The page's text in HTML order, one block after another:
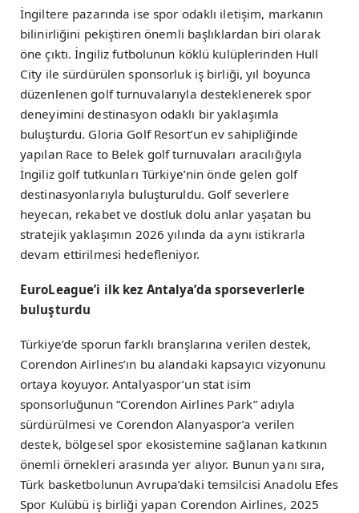
İngiltere pazarında ise spor odaklı iletişim, markanın
bilinirliğini pekiştiren önemli başlıklardan biri olarak
öne çıktı. İngiliz futbolunun köklü kulüplerinden Hull
City ile sürdürülen sponsorluk iş birliği, yıl boyunca
düzenlenen golf turnuvalarıyla desteklenerek spor
deneyimini destinasyon odaklı bir yaklaşımla
buluşturdu. Gloria Golf Resort’un ev sahipliğinde
yapılan Race to Belek golf turnuvaları aracılığıyla
İngiliz golf tutkunları Türkiye’nin önde gelen golf
destinasyonlarıyla buluşturuldu. Golf severlere
heyecan, rekabet ve dostluk dolu anlar yaşatan bu
stratejik yaklaşımın 2026 yılında da aynı istikrarla
devam ettirilmesi hedefleniyor.
EuroLeague’i ilk kez Antalya’da sporseverlerle
buluşturdu
Türkiye’de sporun farklı branşlarına verilen destek,
Corendon Airlines’ın bu alandaki kapsayıcı vizyonunu
ortaya koyuyor. Antalyaspor’un stat isim
sponsorluğunun “Corendon Airlines Park” adıyla
sürdürülmesi ve Corendon Alanyaspor’a verilen
destek, bölgesel spor ekosistemine sağlanan katkının
önemli örnekleri arasında yer alıyor. Bunun yanı sıra,
Türk basketbolunun Avrupa’daki temsilcisi Anadolu Efes
Spor Kulübü iş birliği yapan Corendon Airlines, 2025